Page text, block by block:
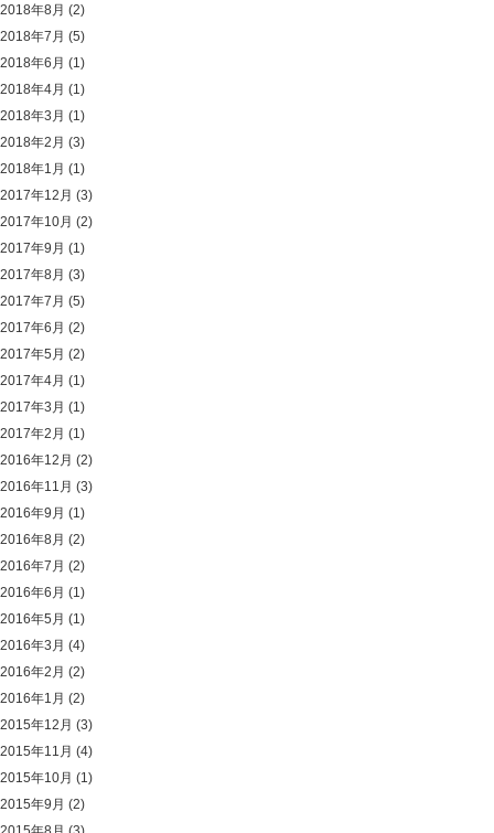
2018年8月 (2)
2018年7月 (5)
2018年6月 (1)
2018年4月 (1)
2018年3月 (1)
2018年2月 (3)
2018年1月 (1)
2017年12月 (3)
2017年10月 (2)
2017年9月 (1)
2017年8月 (3)
2017年7月 (5)
2017年6月 (2)
2017年5月 (2)
2017年4月 (1)
2017年3月 (1)
2017年2月 (1)
2016年12月 (2)
2016年11月 (3)
2016年9月 (1)
2016年8月 (2)
2016年7月 (2)
2016年6月 (1)
2016年5月 (1)
2016年3月 (4)
2016年2月 (2)
2016年1月 (2)
2015年12月 (3)
2015年11月 (4)
2015年10月 (1)
2015年9月 (2)